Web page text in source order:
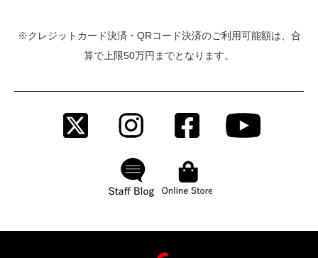
※クレジットカード決済・QRコード決済のご利用可能額は、合
算で上限50万円までとなります。